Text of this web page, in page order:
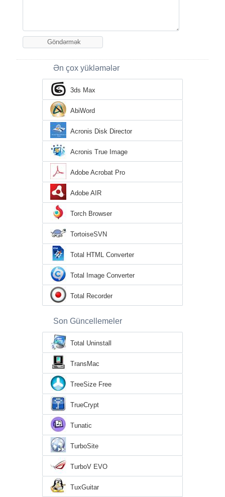
Ən çox yükləmələr
3ds Max
AbiWord
Acronis Disk Director
Acronis True Image
Adobe Acrobat Pro
Adobe AIR
Torch Browser
TortoiseSVN
Total HTML Converter
Total Image Converter
Total Recorder
Son Güncellemeler
Total Uninstall
TransMac
TreeSize Free
TrueCrypt
Tunatic
TurboSite
TurboV EVO
TuxGuitar